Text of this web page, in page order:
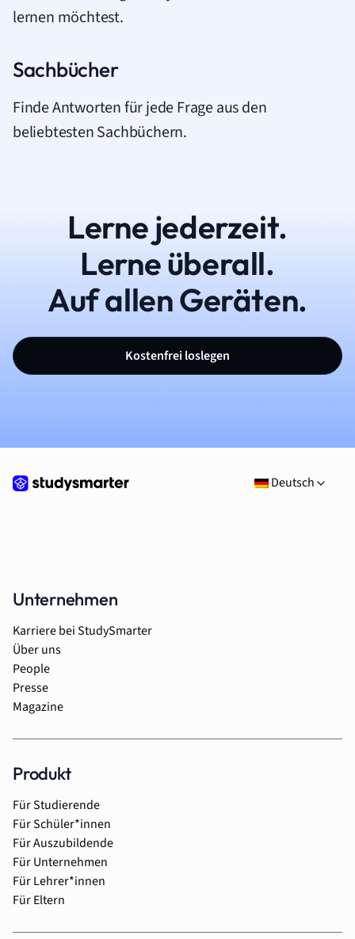
lernen möchtest.
Sachbücher
Finde Antworten für jede Frage aus den
beliebtesten Sachbüchern.
Lerne jederzeit.
Lerne überall.
Auf allen Geräten.
Kostenfrei loslegen
Deutsch
Unternehmen
Karriere bei StudySmarter
Über uns
People
Presse
Magazine
Produkt
Für Studierende
Für Schüler*innen
Für Auszubildende
Für Unternehmen
Für Lehrer*innen
Für Eltern